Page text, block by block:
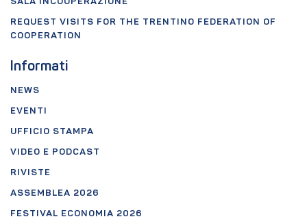
REQUEST VISITS FOR THE TRENTINO FEDERATION OF
COOPERATION
Informati
NEWS
EVENTI
UFFICIO STAMPA
VIDEO E PODCAST
RIVISTE
ASSEMBLEA 2026
FESTIVAL ECONOMIA 2026